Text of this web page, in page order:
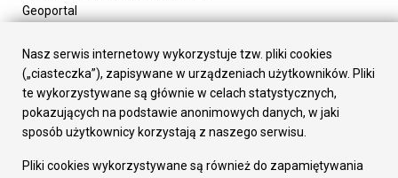
Geoportal
Załatw sprawę
Prezydent Miasta
Rada Miasta
Wydziały
Elektroniczna Skrzynka Podawcza
Gospodarka
Nasz serwis internetowy wykorzystuje tzw. pliki cookies
(„ciasteczka”), zapisywane w urządzeniach użytkowników. Pliki
te wykorzystywane są głównie w celach statystycznych,
pokazujących na podstawie anonimowych danych, w jaki
sposób użytkownicy korzystają z naszego serwisu.
Pliki cookies wykorzystywane są również do zapamiętywania